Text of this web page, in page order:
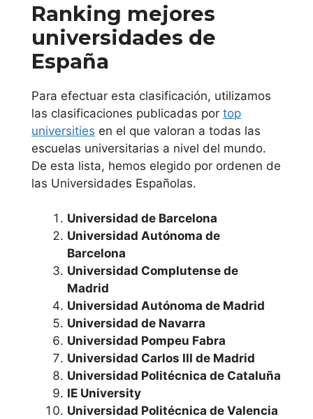
Universidad
Politécnica de
Madrid
Universidad
Pontificia
Comillas
Universidad Rey
Universidad San
Pablo C.E.U.
Comunidad
Foral de
Navarra
Universidad de
Navarra
Ranking mejores
universidades de
España
Para efectuar esta clasificación, utilizamos
las clasificaciones publicadas por top
universities en el que valoran a todas las
escuelas universitarias a nivel del mundo.
De esta lista, hemos elegido por ordenen de
las Universidades Españolas.
Universidad de Barcelona
Universidad Autónoma de
Barcelona
Universidad Complutense de
Madrid
Universidad Autónoma de Madrid
Universidad de Navarra
Universidad Pompeu Fabra
Universidad Carlos III de Madrid
Universidad Politécnica de Cataluña
IE University
Universidad Politécnica de Valencia